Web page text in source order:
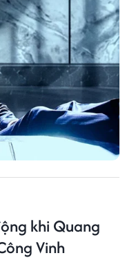
khi Quang
Vinh